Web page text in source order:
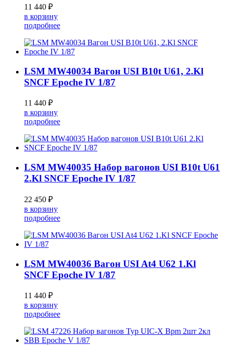
11 440 ₽
в корзину
подробнее
LSM MW40034 Вагон USI B10t U61, 2.Kl
SNCF Epoche IV 1/87
11 440 ₽
в корзину
подробнее
LSM MW40035 Набор вагонов USI B10t U61
2.Kl SNCF Epoche IV 1/87
22 450 ₽
в корзину
подробнее
LSM MW40036 Вагон USI At4 U62 1.Kl
SNCF Epoche IV 1/87
11 440 ₽
в корзину
подробнее